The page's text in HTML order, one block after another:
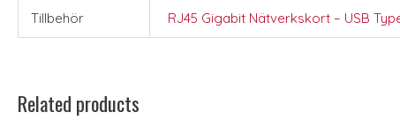
Tillbehör RJ45 Gigabit Nätverkskort – USB
Related products